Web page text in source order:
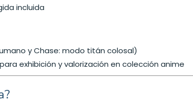
incluida
y Chase: modo titán colosal)
exhibición y valorización en colección anime